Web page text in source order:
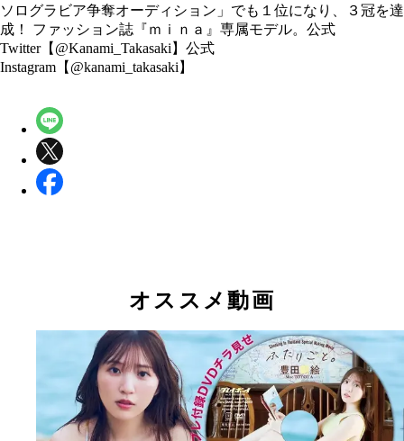
ソログラビア争奪オーディション」でも１位になり、３冠を達
成！ ファッション誌『ｍｉｎａ』専属モデル。公式
Twitter【@Kanami_Takasaki】公式
Instagram【@kanami_takasaki】
オススメ動画